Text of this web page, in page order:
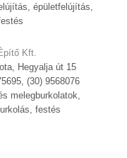
épületfelújítás,
Kft.
Hegyalja út 15
(30) 9568076
melegburkolatok,
festés